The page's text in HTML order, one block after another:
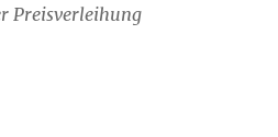
Preisverleihung